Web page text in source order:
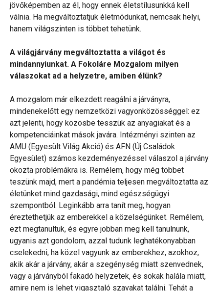
jövőképemben az él, hogy ennek életstílusunkká kell
válnia. Ha megváltoztatjuk életmódunkat, nemcsak helyi,
hanem világszinten is többet tehetünk.
A világjárvány megváltoztatta a világot és
mindannyiunkat. A Fokoláre Mozgalom milyen
válaszokat ad a helyzetre, amiben élünk?
A mozgalom már elkezdett reagálni a járványra,
mindenekelőtt egy nemzetközi vagyonközösséggel: ez
azt jelenti, hogy közösbe tesszük az anyagiakat és a
kompetenciáinkat mások javára. Intézményi szinten az
AMU (Egyesült Világ Akció) és AFN (Új Családok
Egyesület) számos kezdeményezéssel válaszol a járvány
okozta problémákra is. Remélem, hogy még többet
teszünk majd, mert a pandémia teljesen megváltoztatta az
életünket mind gazdasági, mind egészségügyi
szempontból. Leginkább arra tanít meg, hogyan
éreztethetjük az emberekkel a közelségünket. Remélem,
ezt megtanultuk, és egyre jobban meg kell tanulnunk,
ugyanis azt gondolom, azzal tudunk leghatékonyabban
cselekedni, ha közel vagyunk az emberekhez, azokhoz,
akik akár a járvány, akár a szegénység miatt szenvednek,
vagy a járványból fakadó helyzetek, és sokak halála miatt,
amire nem is lehet vigasztaló szavakat találni. Tehát a